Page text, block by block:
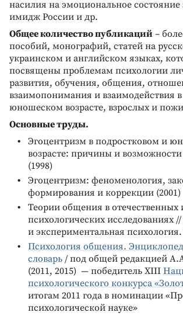
насилия на эмоциональное состояние
имидж России и др.
Общее количество публикаций –
пособий, монографий, статей на
украинском и английском языках,
посвящены проблемам психологии
развития, обучения, общения,
взаимопонимания и взаимодействия
юношеском возрасте, взрослых и
Основные труды.
Эгоцентризм в подростковом и
возрасте: причины и
(1998)
Эгоцентризм: феноменология,
формирования и коррекции (2001)
Теории общения в отечественных
психологических исследованиях
и экспериментальная психология.
Психология общения.
словарь / под общей редакцией
(2011, 2015) — победитель XIII
психологического конкурса
итогам 2011 года в номинации
психологической науке»